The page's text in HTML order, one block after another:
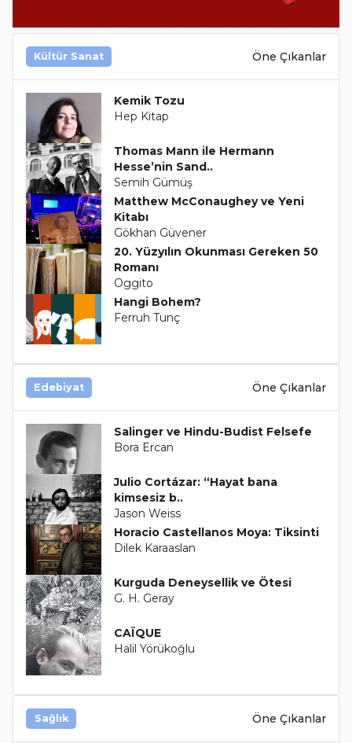
Kültür Sanat Öne Çıkanlar
Kemik Tozu
Hep Kitap
Thomas Mann ile Hermann
Hesse’nin Sand..
Semih Gümüş
Matthew McConaughey ve Yeni
Kitabı
Gökhan Güvener
20. Yüzyılın Okunması Gereken 50
Romanı
Oggito
Hangi Bohem?
Ferruh Tunç
Edebiyat Öne Çıkanlar
Salinger ve Hindu-Budist Felsefe
Bora Ercan
Julio Cortázar: “Hayat bana
kimsesiz b..
Jason Weiss
Horacio Castellanos Moya: Tiksinti
Dilek Karaaslan
Kurguda Deneysellik ve Ötesi
G. H. Geray
CAÏQUE
Halil Yörükoğlu
Sağlık Öne Çıkanlar